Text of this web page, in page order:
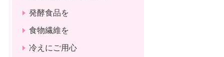
発酵食品を
食物繊維を
冷えにご用心